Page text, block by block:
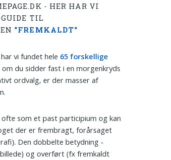
- HER HAR VI
TIL
"FREMKALDT"
vi fundet hele 65 forskellige
om du sidder fast i en morgenkryds
ordvalg, er der masser af
som et past participium og kan
der er frembragt, forårsaget
Den dobbelte betydning -
og overført (fx fremkaldt